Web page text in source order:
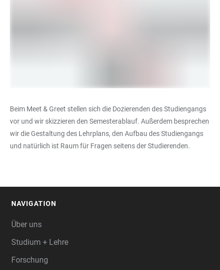
Beim Meet & Greet stellen sich die Dozierenden des Studiengangs
vor und wir skizzieren den Semesterablauf. Außerdem besprechen
wir die Gestaltung des Lehrplans, den Aufbau des Studiengangs
und natürlich ist Raum für Fragen seitens der Studierenden.
NAVIGATION
Über uns
Studium + Lehre
Forschung